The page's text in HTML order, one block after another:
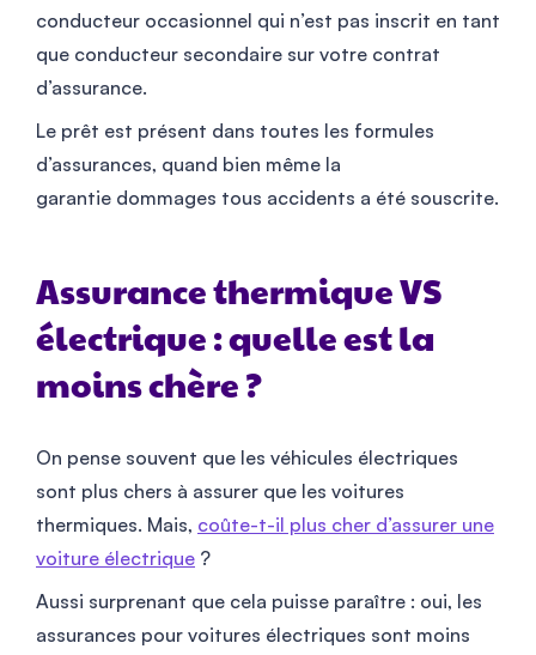
conducteur occasionnel qui n’est pas inscrit en tant
que conducteur secondaire sur votre contrat
d’assurance.
Le prêt est présent dans toutes les formules
d’assurances, quand bien même la
garantie dommages tous accidents a été souscrite.
Assurance thermique VS
électrique : quelle est la
moins chère ?
On pense souvent que les véhicules électriques
sont plus chers à assurer que les voitures
thermiques. Mais, coûte-t-il plus cher d’assurer une
voiture électrique ?
Aussi surprenant que cela puisse paraître : oui, les
assurances pour voitures électriques sont moins